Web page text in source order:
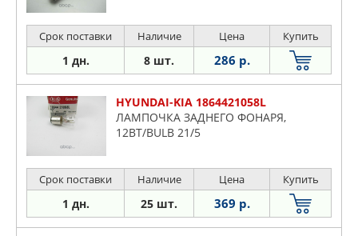
Срок поставки Наличие Цена Купить
1 дн. 8 шт. 286 р.
HYUNDAI-KIA 1864421058L
ЛАМПОЧКА ЗАДНЕГО ФОНАРЯ,
12ВТ/BULB 21/5
Срок поставки Наличие Цена Купить
1 дн. 25 шт. 369 р.